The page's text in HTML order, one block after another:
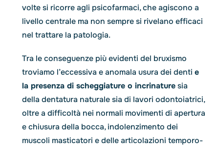
volte si ricorre agli psicofarmaci, che agiscono a
livello centrale ma non sempre si rivelano efficaci
nel trattare la patologia.
Tra le conseguenze più evidenti del bruxismo
troviamo l’eccessiva e anomala usura dei denti e
la presenza di scheggiature o incrinaturesia
della dentatura naturale sia di lavori odontoiatrici,
oltre a difficoltà nei normali movimenti di apertura
e chiusura della bocca, indolenzimento dei
muscoli masticatori e delle articolazioni temporo-